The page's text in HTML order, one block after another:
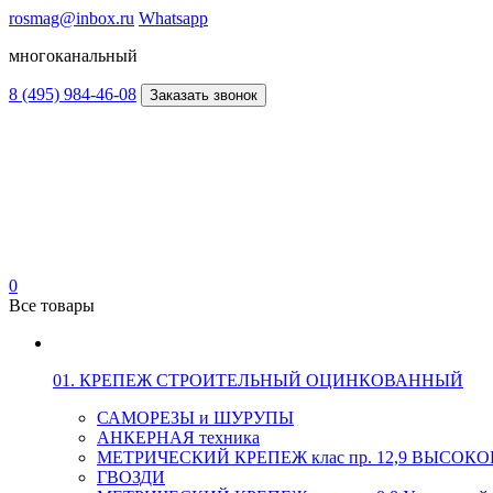
rosmag@inbox.ru Whatsapp
многоканальный
8 (495) 984-46-08 Заказать звонок
0
Все товары
01. КРЕПЕЖ СТРОИТЕЛЬНЫЙ ОЦИНКОВАННЫЙ
САМОРЕЗЫ и ШУРУПЫ
АНКЕРНАЯ техника
МЕТРИЧЕСКИЙ КРЕПЕЖ клас пр. 12,9
ГВОЗДИ